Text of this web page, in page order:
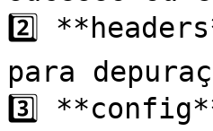
2️⃣
para
3️⃣